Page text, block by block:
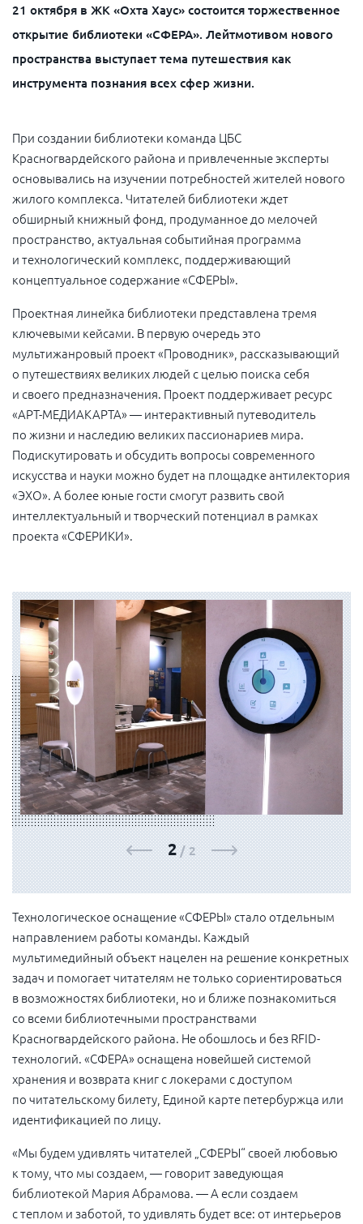
21 октября в ЖК «Охта Хаус» состоится торжественное
открытие библиотеки «СФЕРА». Лейтмотивом нового
пространства выступает тема путешествия как
инструмента познания всех сфер жизни.
При создании библиотеки команда ЦБС
Красногвардейского района и привлеченные эксперты
основывались на изучении потребностей жителей нового
жилого комплекса. Читателей библиотеки ждет
обширный книжный фонд, продуманное до мелочей
пространство, актуальная событийная программа
и технологический комплекс, поддерживающий
концептуальное содержание «СФЕРЫ».
Проектная линейка библиотеки представлена тремя
ключевыми кейсами. В первую очередь это
мультижанровый проект «Проводник», рассказывающий
о путешествиях великих людей с целью поиска себя
и своего предназначения. Проект поддерживает ресурс
«АРТ-МЕДИАКАРТА» — интерактивный путеводитель
по жизни и наследию великих пассионариев мира.
Подискутировать и обсудить вопросы современного
искусства и науки можно будет на площадке антилектория
«ЭХО». А более юные гости смогут развить свой
интеллектуальный и творческий потенциал в рамках
проекта «СФЕРИКИ».
ФОТОГАЛЕРЕЯ
1/2
Технологическое оснащение «СФЕРЫ» стало отдельным
направлением работы команды. Каждый
мультимедийный объект нацелен на решение конкретных
задач и помогает читателям не только сориентироваться
в возможностях библиотеки, но и ближе познакомиться
со всеми библиотечными пространствами
Красногвардейского района. Не обошлось и без RFID-
технологий. «СФЕРА» оснащена новейшей системой
хранения и возврата книг с локерами с доступом
по читательскому билету, Единой карте петербуржца или
идентификацией по лицу.
«Мы будем удивлять читателей „СФЕРЫ“ своей любовью
к тому, что мы создаем, — говорит заведующая
библиотекой Мария Абрамова. — А если создаем
с теплом и заботой, то удивлять будет все: от интерьеров